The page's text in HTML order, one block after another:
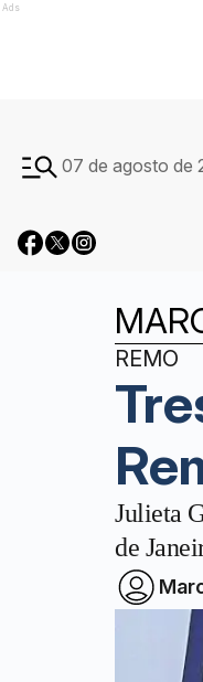
Ads
07 de agosto de
REMO
Julieta
de